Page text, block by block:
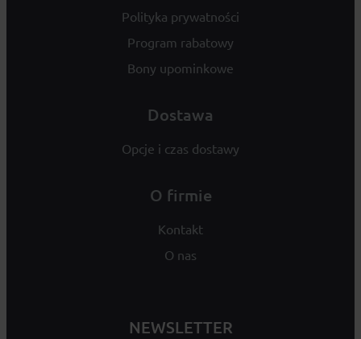
Polityka prywatności
Program rabatowy
Bony upominkowe
Dostawa
Opcje i czas dostawy
O firmie
Kontakt
O nas
NEWSLETTER